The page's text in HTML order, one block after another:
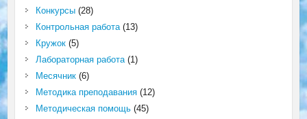
Конкурсы(28)
Контрольная работа(13)
Кружок(5)
Лабораторная работа(1)
Месячник(6)
Методика преподавания(12)
Методическая помощь(45)